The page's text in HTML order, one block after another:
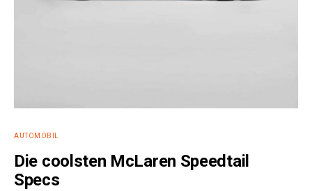
AUTOMOBIL
Die coolsten McLaren Speedtail
Specs